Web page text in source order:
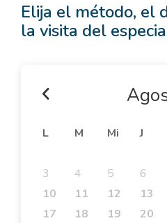
Elija el método, el
la visita del
L M Mi J
3
4 5 6
10
11 12 13
17
18 19 20